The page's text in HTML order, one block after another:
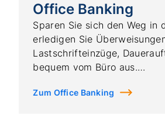
Office Banking
Sparen Sie sich den Weg in
erledigen Sie
Lastschrifteinzüge,
bequem vom Büro aus.
Zum Office Banking